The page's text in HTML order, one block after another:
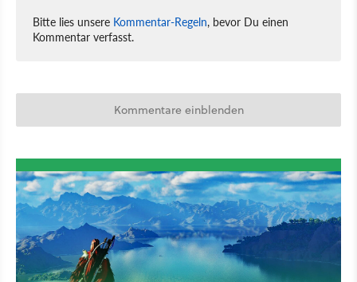
Bitte lies unsere Kommentar-Regeln, bevor Du einen
Kommentar verfasst.
Kommentare einblenden